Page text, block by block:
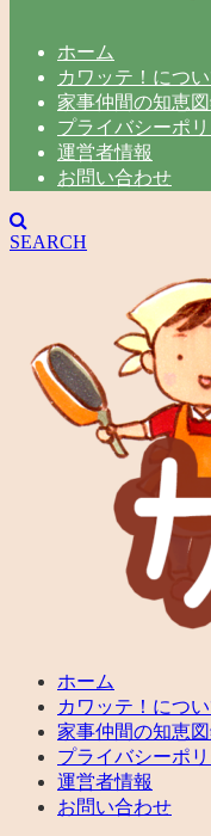
ホーム
カワッテ！につ
家事仲間の知恵
プライバシーポ
運営者情報
お問い合わせ
SEARCH
ホーム
カワッテ！につ
家事仲間の知恵
プライバシーポ
運営者情報
お問い合わせ